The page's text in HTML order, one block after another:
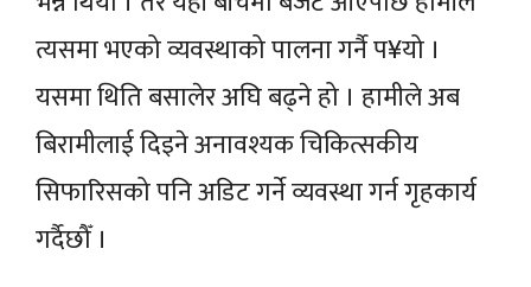
त्यसमा भएको व्यवस्थाको पालना गर्नै प¥यो ।
यसमा थिति बसालेर अघि बढ्ने हो । हामीले अब
बिरामीलाई दिइने अनावश्यक चिकित्सकीय
सिफारिसको पनि अडिट गर्ने व्यवस्था गर्न गृहकार्य
गर्दैछौँ ।